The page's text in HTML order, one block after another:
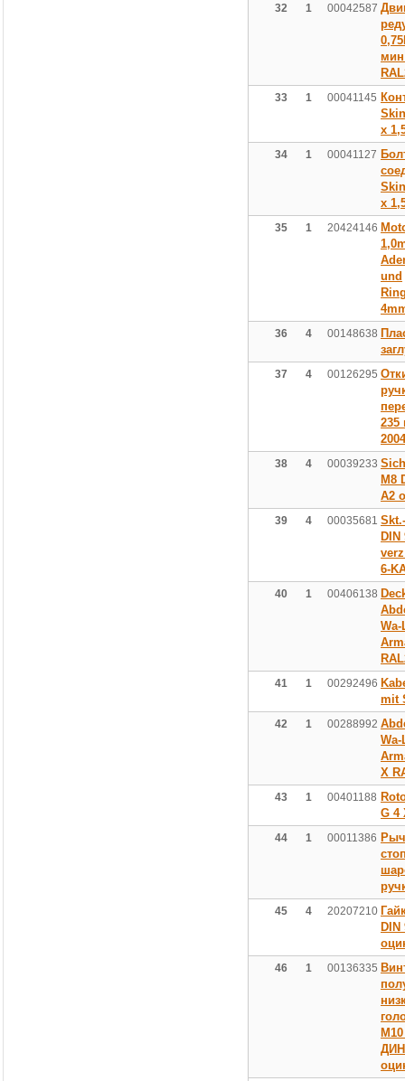
32 1 00042587
мин
33 1 00041145
х
34 1 00041127
х
35 1 20424146
und
36 4 00148638
37 4 00126295
235
2004
38 4 00039233
M8
A2
39 4 00035681
DIN
6-
40 1 00406138
Wa-
41 1 00292496
mit
42 1 00288992
Wa-
X
43 1 00401188
G 4
44 1 00011386
45 4 20207210
DIN
46 1 00136335
М10
ДИН